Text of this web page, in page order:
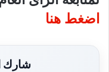
اضغط هنا
شارك